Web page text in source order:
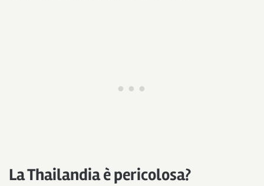
La Thailandia è pericolosa?